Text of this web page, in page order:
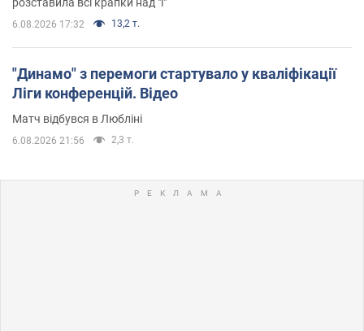
6.08.2026 17:32 13,2 т.
"Динамо" з перемоги стартувало у кваліфікації
Ліги конференцій. Відео
Матч відбувся в Любліні
6.08.2026 21:56 2,3 т.